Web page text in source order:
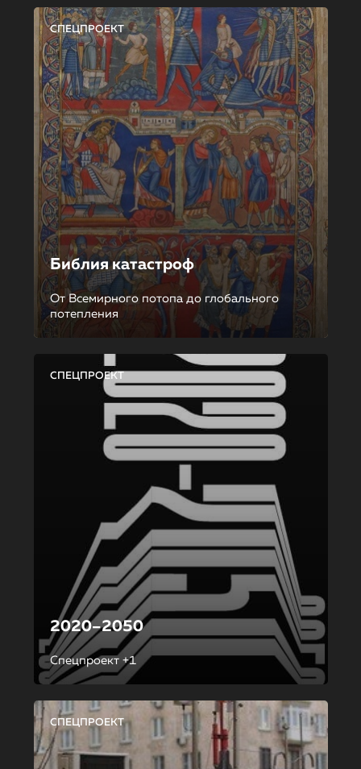
СПЕЦПРОЕКТ
Библия катастроф
От Всемирного потопа до глобального
потепления
СПЕЦПРОЕКТ
2020–2050
Спецпроект +1
СПЕЦПРОЕКТ